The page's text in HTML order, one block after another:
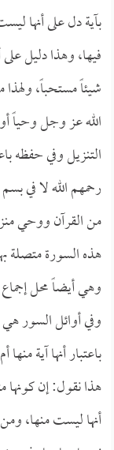
بآية دل على أنها
فيها، وهذا دليل
شيئاً مستحباً،
الله عز وجل وحياً
التنزيل وفي حفظه
رحمهم الله لا في
من القرآن ووحي
هذه السورة متصلة
وهي أيضاً محل إجماع
وفي أوائل السور
باعتبار أنها آية
هذا نقول: إن كونها
أنها ليست منها،